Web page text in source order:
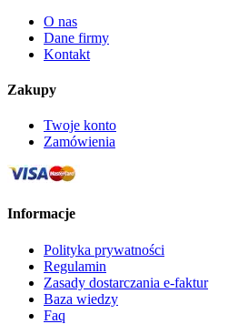
O nas
Dane firmy
Kontakt
Zakupy
Twoje konto
Zamówienia
Informacje
Polityka prywatności
Regulamin
Zasady dostarczania e-faktur
Baza wiedzy
Faq